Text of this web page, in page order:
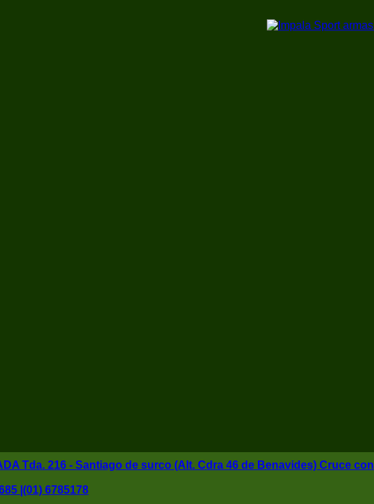
Tda. 216 - Santiago de surco (Alt. Cdra 46 de Benavides) Cruce
| (01) 6785178